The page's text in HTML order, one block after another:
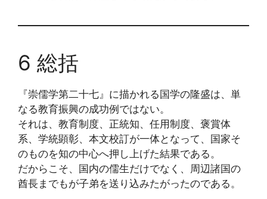
6 総括
『崇儒学第二十七』に描かれる国学の隆盛は、単
なる教育振興の成功例ではない。
それは、教育制度、正統知、任用制度、褒賞体
系、学統顕彰、本文校訂が一体となって、国家そ
のものを知の中心へ押し上げた結果である。
だからこそ、国内の儒生だけでなく、周辺諸国の
酋長までもが子弟を送り込みたがったのである。